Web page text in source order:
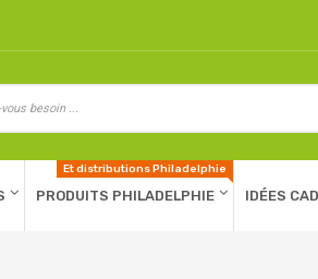
PRODUITS PHILADELPHIE
Et distributions Philadelphie
IDÉES